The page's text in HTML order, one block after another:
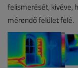
felismerését, kivéve,
mérendő felület felé.